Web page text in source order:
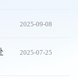
2025-09-08
2025-07-25